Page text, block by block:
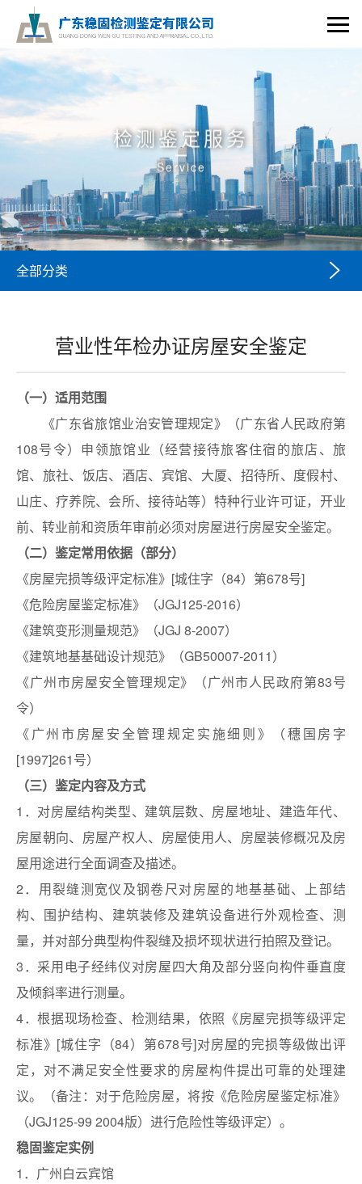
检测鉴定服务
Service
全部分类 
营业性年检办证房屋安全鉴定
（一）适用范围
《广东省旅馆业治安管理规定》（广东省人民政府第
108号令）申领旅馆业（经营接待旅客住宿的旅店、旅
馆、旅社、饭店、酒店、宾馆、大厦、招待所、度假村、
山庄、疗养院、会所、接待站等）特种行业许可证，开业
前、转业前和资质年审前必须对房屋进行房屋安全鉴定。
（二）鉴定常用依据（部分）
《房屋完损等级评定标准》[城住字（84）第678号]
《危险房屋鉴定标准》（JGJ125-2016）
《建筑变形测量规范》（JGJ 8-2007）
《建筑地基基础设计规范》（GB50007-2011）
《广州市房屋安全管理规定》（广州市人民政府第83号
令）
《广州市房屋安全管理规定实施细则》（穗国房字
[1997]261号）
（三）鉴定内容及方式
1．对房屋结构类型、建筑层数、房屋地址、建造年代、
房屋朝向、房屋产权人、房屋使用人、房屋装修概况及房
屋用途进行全面调查及描述。
2．用裂缝测宽仪及钢卷尺对房屋的地基基础、上部结
构、围护结构、建筑装修及建筑设备进行外观检查、测
量，并对部分典型构件裂缝及损坏现状进行拍照及登记。
3．采用电子经纬仪对房屋四大角及部分竖向构件垂直度
及倾斜率进行测量。
4．根据现场检查、检测结果，依照《房屋完损等级评定
标准》[城住字（84）第678号]对房屋的完损等级做出评
定，对不满足安全性要求的房屋构件提出可靠的处理建
议。（备注：对于危险房屋，将按《危险房屋鉴定标准》
（JGJ125-99 2004版）进行危险性等级评定）。
稳固鉴定实例
1．广州白云宾馆